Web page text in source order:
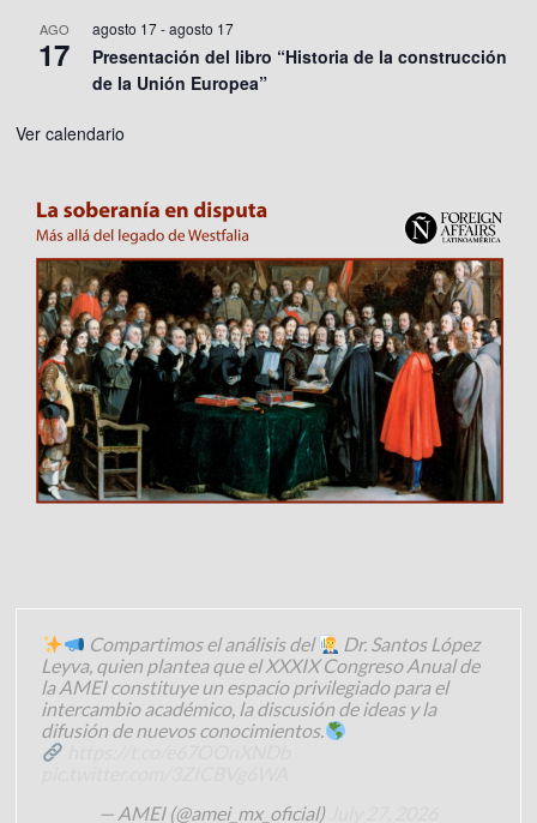
AGO
17
agosto 17-agosto 17
Presentación del libro “Historia de la construcción
de la Unión Europea”
Ver calendario
Compartimos el análisis del
Dr. Santos López
Leyva, quien plantea que el XXXIX Congreso Anual de
la AMEI constituye un espacio privilegiado para el
intercambio académico, la discusión de ideas y la
difusión de nuevos conocimientos.
— AMEI (@amei_mx_oficial)